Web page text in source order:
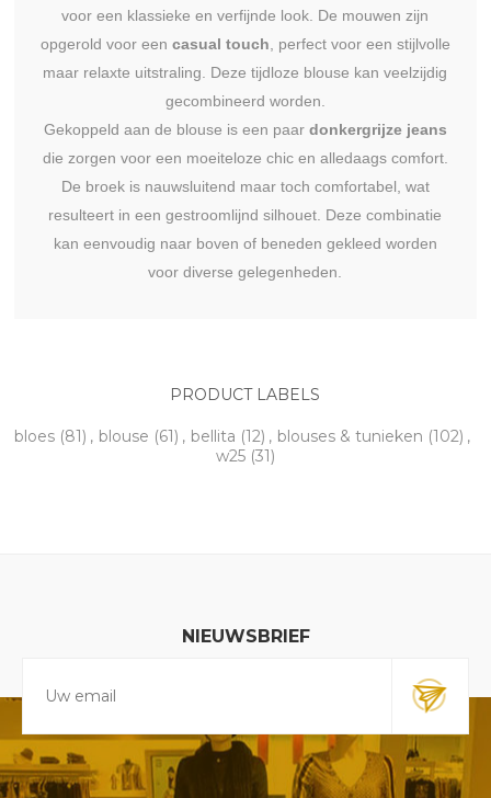
voor een klassieke en verfijnde look. De mouwen zijn
opgerold voor een casual touch , perfect voor een stijlvolle
maar relaxte uitstraling. Deze tijdloze blouse kan veelzijdig
gecombineerd worden.
Gekoppeld aan de blouse is een paar donkergrijze jeans
die zorgen voor een moeiteloze chic en alledaags comfort.
De broek is nauwsluitend maar toch comfortabel, wat
resulteert in een gestroomlijnd silhouet. Deze combinatie
kan eenvoudig naar boven of beneden gekleed worden
voor diverse gelegenheden.
PRODUCT LABELS
bloes (81) , blouse (61) , bellita (12) , blouses & tunieken (102) ,
w25 (31)
NIEUWSBRIEF